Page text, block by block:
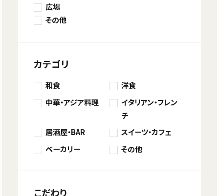
広場
その他
カテゴリ
和食
洋食
中華・アジア料理
イタリアン・フレン
チ
居酒屋・BAR
スイーツ・カフェ
ベーカリー
その他
こだわり